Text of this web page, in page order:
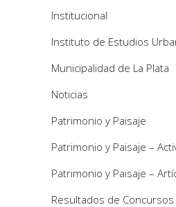
Institucional
Instituto de Estudios
Municipalidad de La Plata
Noticias
Patrimonio y Paisaje
Patrimonio y Paisaje –
Patrimonio y Paisaje –
Resultados de Concursos